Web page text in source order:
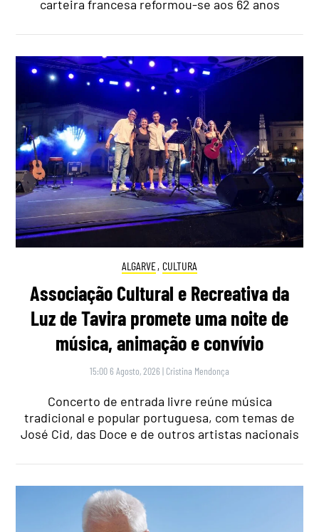
carteira francesa reformou-se aos 62 anos
ALGARVE, CULTURA
Associação Cultural e Recreativa da
Luz de Tavira promete uma noite de
música, animação e convívio
15:00 6 Agosto, 2026 | Cristina Mendonça
Concerto de entrada livre reúne música
tradicional e popular portuguesa, com temas de
José Cid, das Doce e de outros artistas nacionais